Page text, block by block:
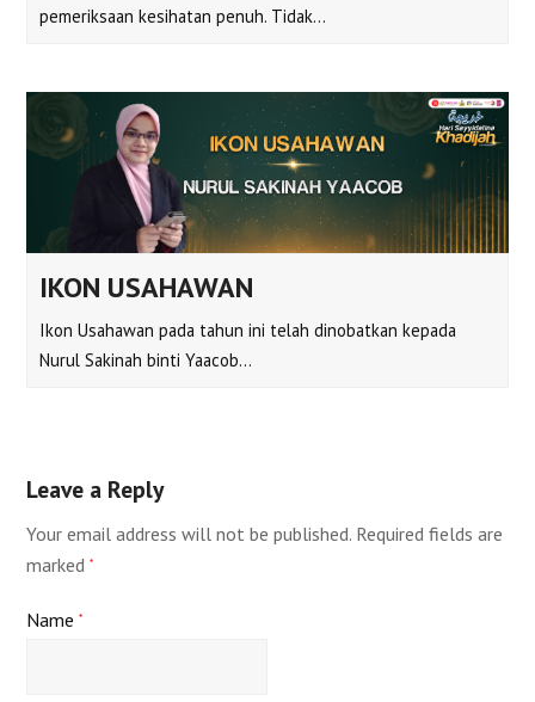
pemeriksaan kesihatan penuh. Tidak…
IKON USAHAWAN
Ikon Usahawan pada tahun ini telah dinobatkan kepada
Nurul Sakinah binti Yaacob…
Leave a Reply
Your email address will not be published. Required fields are
marked*
Name*